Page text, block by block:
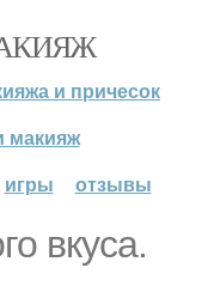
и причесок
макияж
игры отзывы
вкуса.